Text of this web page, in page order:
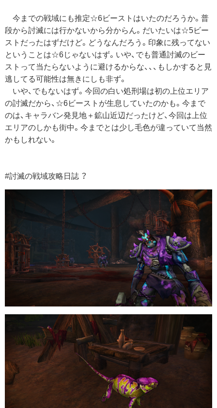
今までの戦域にも推定☆6ビーストはいたのだろうか。普
段から討滅には行かないから分からん。だいたいは☆5ビー
ストだったはずだけど。どうなんだろう。印象に残ってない
ということは☆6じゃないはず。いや、でも普通討滅のビー
ストって当たらないように避けるからな、、、もしかすると見
逃してる可能性は無きにしも非ず。
いや、でもないはず。今回の白い処刑場は初の上位エリア
の討滅だから、☆6ビーストが生息していたのかも。今まで
のは、キャラバン発見地＋鉱山近辺だったけど、今回は上位
エリアのしかも街中。今までとは少し毛色が違っていて当然
かもしれない。
#討滅の戦域攻略日誌 ？